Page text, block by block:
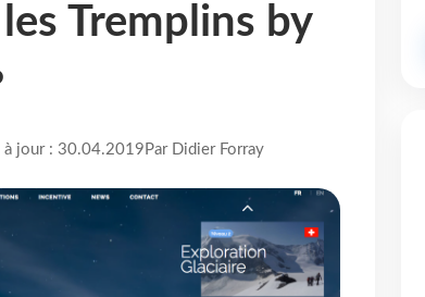
Tremplins by
à jour : 30.04.2019 Par Didier Forray